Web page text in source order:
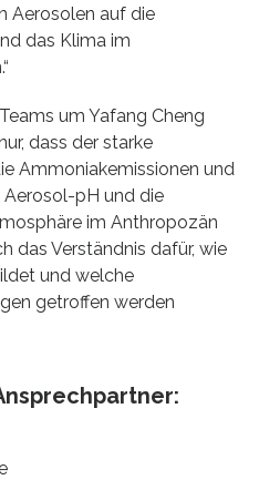
Aerosolen auf die
das Klima im
um Yafang Cheng
dass der starke
Ammoniakemissionen und
pH und die
im Anthropozän
das Verständnis dafür, wie
und welche
getroffen werden